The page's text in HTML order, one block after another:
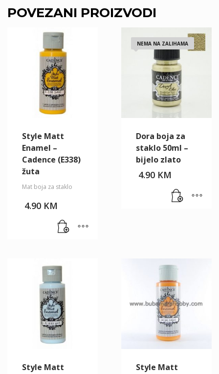
POVEZANI PROIZVODI
Style Matt
Enamel –
Cadence (E338)
žuta
Mat boja za staklo
4.90 KM
NEMA NA ZALIHAMA
Dora boja za
staklo 50ml –
bijelo zlato
4.90 KM
Style Matt
Style Matt